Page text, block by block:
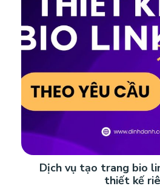
Dịch vụ tạo trang bio
thiết kế